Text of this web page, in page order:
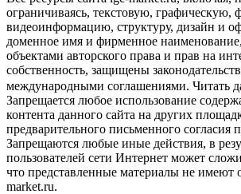
ограничиваясь, текстовую, графическую,
видеоинформацию, структуру, дизайн и
доменное имя и фирменное
объектами авторского права и прав на
собственность, защищены
международными соглашениями. Читать
Запрещается любое использование
контента данного сайта на других
предварительного письменного согласия
Запрещаются любые иные действия, в
пользователей сети Интернет может
что представленные материалы не имеют
market.ru.